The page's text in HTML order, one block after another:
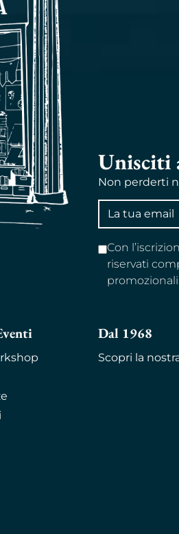
Unisciti
Non perderti
Indirizzo
email
Con
riservati
Dal 1968
Scopri la